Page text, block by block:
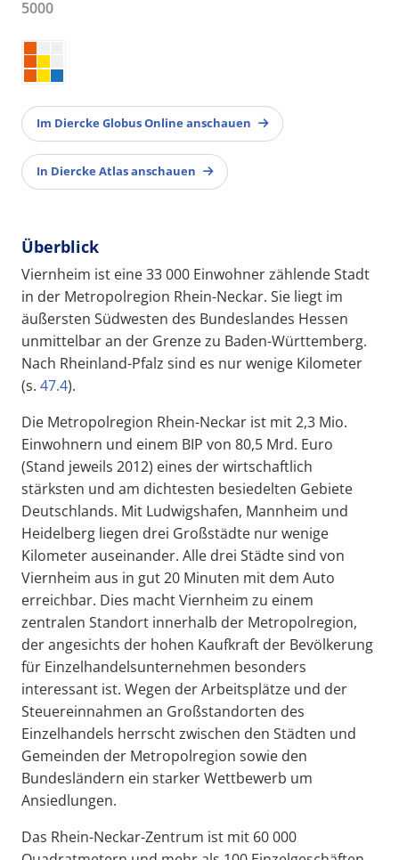
5000
Im Diercke Globus Online anschauen
In Diercke Atlas anschauen
Überblick
Viernheim ist eine 33 000 Einwohner zählende Stadt
in der Metropolregion Rhein-Neckar. Sie liegt im
äußersten Südwesten des Bundeslandes Hessen
unmittelbar an der Grenze zu Baden-Württemberg.
Nach Rheinland-Pfalz sind es nur wenige Kilometer
(s. 47.4).
Die Metropolregion Rhein-Neckar ist mit 2,3 Mio.
Einwohnern und einem BIP von 80,5 Mrd. Euro
(Stand jeweils 2012) eines der wirtschaftlich
stärksten und am dichtesten besiedelten Gebiete
Deutschlands. Mit Ludwigshafen, Mannheim und
Heidelberg liegen drei Großstädte nur wenige
Kilometer auseinander. Alle drei Städte sind von
Viernheim aus in gut 20 Minuten mit dem Auto
erreichbar. Dies macht Viernheim zu einem
zentralen Standort innerhalb der Metropolregion,
der angesichts der hohen Kaufkraft der Bevölkerung
für Einzelhandelsunternehmen besonders
interessant ist. Wegen der Arbeitsplätze und der
Steuereinnahmen an Großstandorten des
Einzelhandels herrscht zwischen den Städten und
Gemeinden der Metropolregion sowie den
Bundesländern ein starker Wettbewerb um
Ansiedlungen.
Das Rhein-Neckar-Zentrum ist mit 60 000